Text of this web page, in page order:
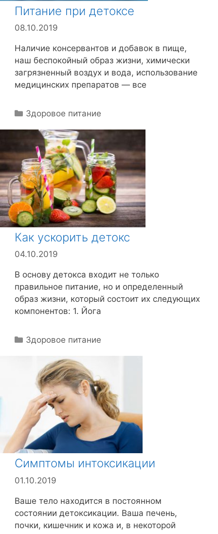
Питание при детоксе
08.10.2019
Наличие консервантов и добавок в пище,
наш беспокойный образ жизни, химически
загрязненный воздух и вода, использование
медицинских препаратов — все
Р
р
и
к
и
Здоровое питание
Как ускорить детокс
04.10.2019
В основу детокса входит не только
правильное питание, но и определенный
образ жизни, который состоит их следующих
компонентов: 1. Йога
Р
к
и
Здоровое питание
Симптомы интоксикации
01.10.2019
Ваше тело находится в постоянном
состоянии детоксикации. Ваша печень,
почки, кишечник и кожа и, в некоторой